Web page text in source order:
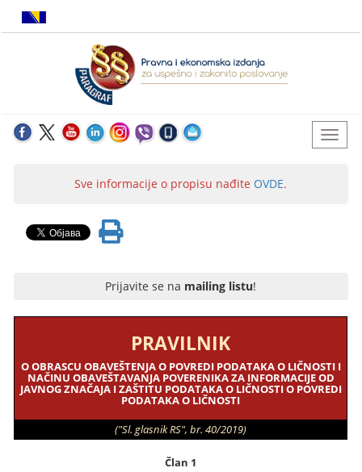
Sve informacije o propisu nađite OVDE.
Prijavite se na mailing listu!
PRAVILNIK
O OBRASCU OBAVEŠTENJA O POVREDI PODATAKA O LIČNOSTI I
NAČINU OBAVEŠTAVANJA POVERENIKA ZA INFORMACIJE OD
JAVNOG ZNAČAJA I ZAŠTITU PODATAKA O LIČNOSTI O POVREDI
PODATAKA O LIČNOSTI
("Sl. glasnik RS", br. 40/2019)
Član 1